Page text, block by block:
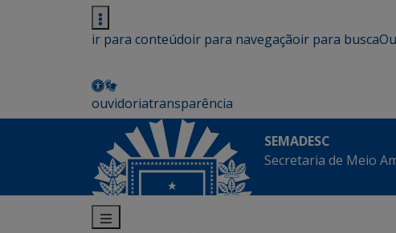
ir para conteúdoir para navegaçãoir para busca
ouvidoriatransparência
SEMADESC
Secretaria de Meio